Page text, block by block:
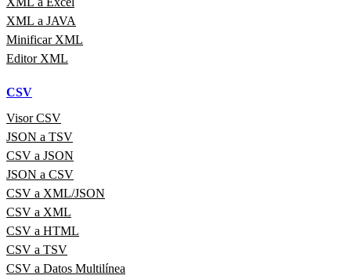
XML a JAVA
Minificar XML
Editor XML
CSV
Visor CSV
JSON a TSV
CSV a JSON
JSON a CSV
CSV a XML/JSON
CSV a XML
CSV a HTML
CSV a TSV
CSV a Datos Multilínea